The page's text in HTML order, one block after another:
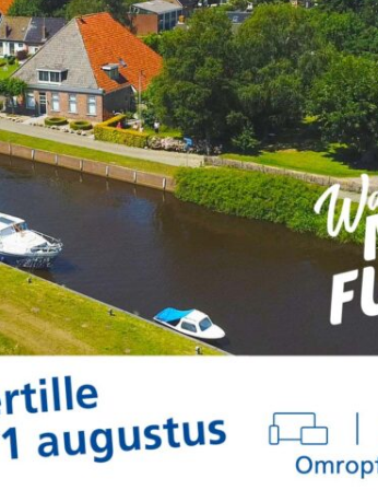
IJSBAAN
FYSIOTHERAPIE
THUISZORG PUNT KOOTSTERTILLE